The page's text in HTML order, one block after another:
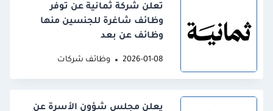
تعلن شركة ثمانية عن توفر
وظائف شاغرة للجنسين منها
وظائف عن بعد
2026-01-08 وظائف شركات
يعلن مجلس شؤون الأسرة عن